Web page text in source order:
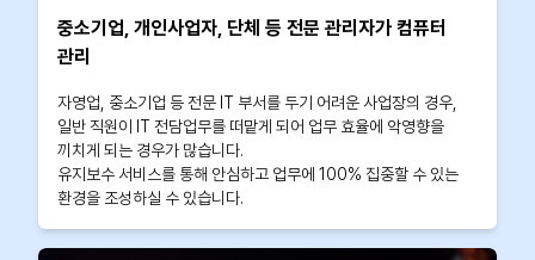
중소기업, 개인사업자, 단체 등 전문 관리자가 컴퓨터
관리
자영업, 중소기업 등 전문 IT 부서를 두기 어려운 사업장의 경우,
일반 직원이 IT 전담업무를 떠맡게 되어 업무 효율에 악영향을
끼치게 되는 경우가 많습니다.
유지보수 서비스를 통해 안심하고 업무에 100% 집중할 수 있는
환경을 조성하실 수 있습니다.